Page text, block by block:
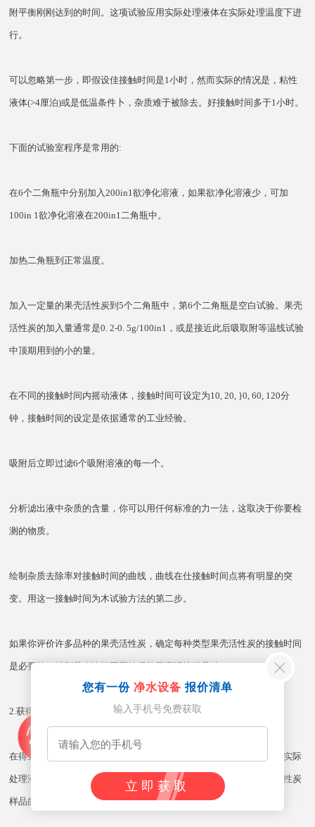
附平衡刚刚达到的时间。这项试验应用实际处理液体在实际处理温度下进
行。
可以忽略第一步，即假设佳接触时间是1小时，然而实际的情况是，粘性
液体(>4厘泊)或是低温条件卜，杂质难于被除去。好接触时间多于1小时。
下面的试验室程序是常用的:
在6个二角瓶中分别加入200in1欲净化溶液，如果欲净化溶液少，可加
100in 1欲净化溶液在200in1二角瓶中。
加热二角瓶到正常温度。
加入一定量的果壳活性炭到5个二角瓶中，第6个二角瓶是空白试验。果壳
活性炭的加入量通常是0. 2-0. 5g/100in1，或是接近此后吸取附等温线试验
中顶期用到的小的量。
在不同的接触时间内摇动液体，接触时间可设定为10, 20, }0, 60, 120分
钟，接触时间的设定是依据通常的工业经验。
吸附后立即过滤6个吸附溶液的每一个。
分析滤出液中杂质的含量，你可以用仟何标准的力一法，这取决于你要检
测的物质。
绘制杂质去除率对接触时间的曲线，曲线在仕接触时间点将有明显的突
变。用这一接触时间为木试验方法的第二步。
如果你评价许多品种的果壳活性炭，确定每种类型果壳活性炭的接触时间
是必要的，特别是当比较不同粒径的果壳活性炭品种。
2.获得一个吸附等温线
在得到佳接触时间后，第二步就是制作吸附等温线。同样，试验应用实际
处理液体在实际处理温度下进行。下面的方法法将帮助你确定果壳活性炭
样品的吸附容量。
您有一份 净水设备 报价清单
输入手机号免费获取
立即获取